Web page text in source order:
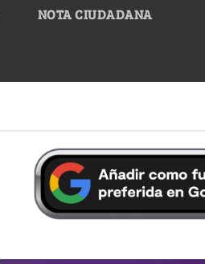
NOTA CIUDADANA